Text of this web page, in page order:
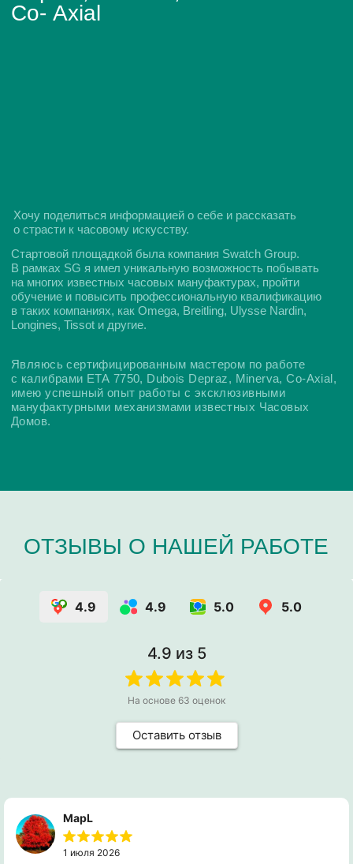
4.9 4.9 5.0 5.0
4.9 из 5
На основе 63 оценок
Оставить отзыв
MapL
1 июля 2026